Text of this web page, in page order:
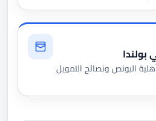
البونص ونصائح التمويل